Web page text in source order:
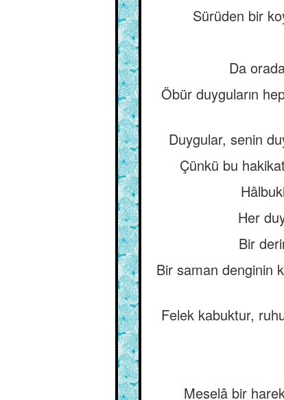
Sürüden bir
Da
Öbür duyguların
Duygular, senin
Çünkü bu
Her
Bir
Bir saman denginin
Felek kabuktur,
Meselâ bir